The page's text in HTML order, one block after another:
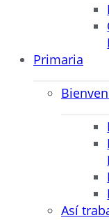
Primaria
Así